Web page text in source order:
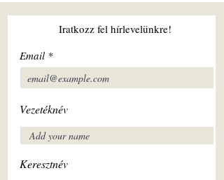
Iratkozz fel hírlevelünkre!
Email
Vezetéknév
Keresztnév